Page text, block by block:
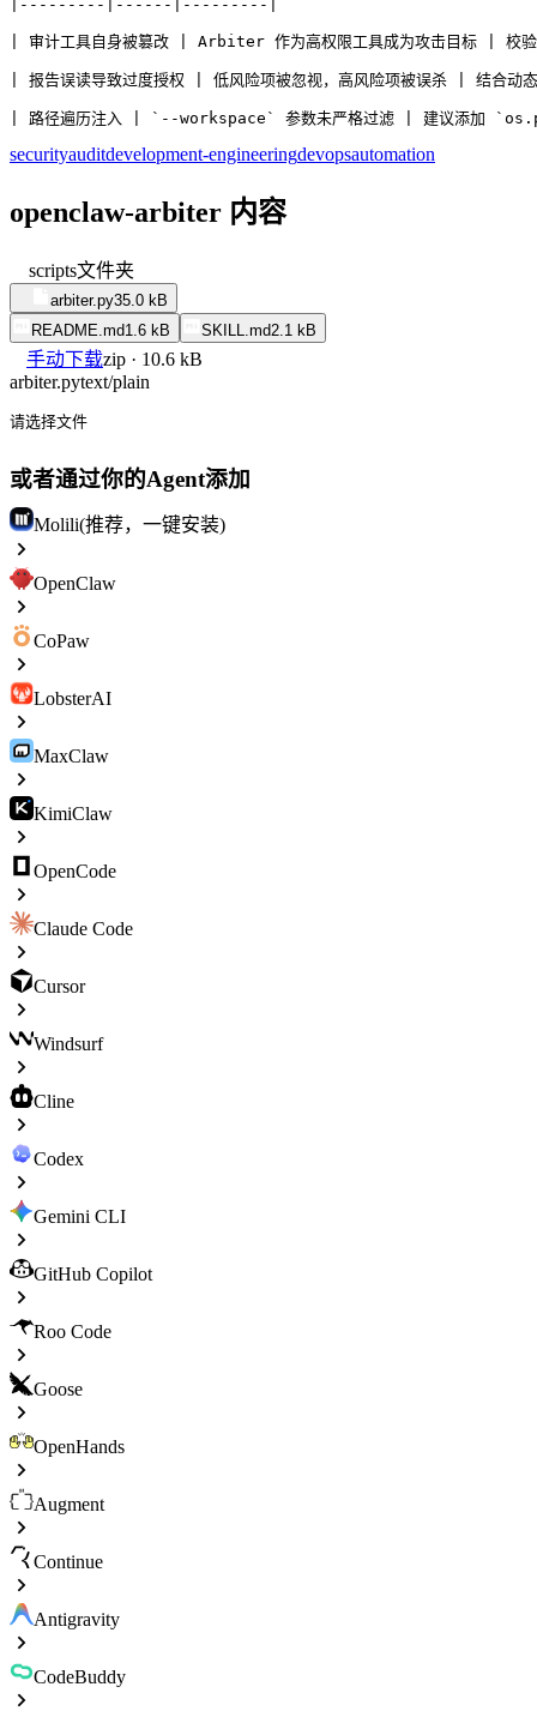
|---------|------|---------|
| 审计工具自身被篡改 | Arbiter 作为高权限工具成为攻击目标 | 校
| 报告误读导致过度授权 | 低风险项被忽视，高风险项被误杀 | 结合动
| 路径遍历注入 | `--workspace` 参数未严格过滤 | 建议添加
securityauditdevelopment-engineeringdevopsautomation
openclaw-arbiter 内容
scripts文件夹
arbiter.py35.0 kB
README.md1.6 kB SKILL.md2.1 kB
手动下载zip · 10.6 kB
arbiter.pytext/plain
请选择文件
或者通过你的Agent添加
Molili(推荐，一键安装)
OpenClaw
CoPaw
LobsterAI
MaxClaw
KimiClaw
OpenCode
Claude Code
Cursor
Windsurf
Cline
Codex
Gemini CLI
GitHub Copilot
Roo Code
Goose
OpenHands
Augment
Continue
Antigravity
CodeBuddy